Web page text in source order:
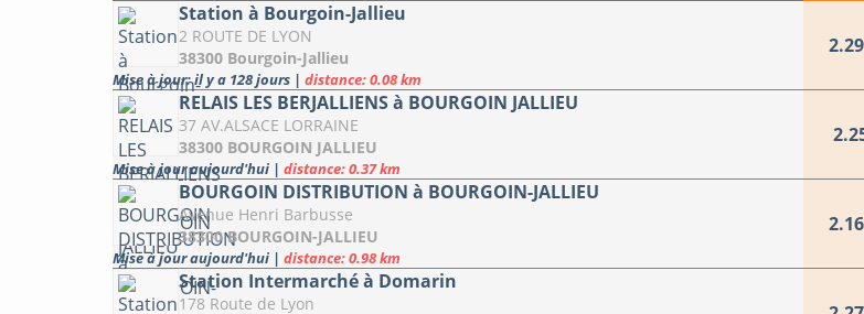
Station à Bourgoin-Jallieu
2 ROUTE DE LYON
38300 Bourgoin-Jallieu
Mise à jour: il y a 128 jours | distance: 0.08 km
RELAIS LES BERJALLIENS à BOURGOIN JALLIEU
37 AV.ALSACE LORRAINE
38300 BOURGOIN JALLIEU
Mise à jour aujourd'hui | distance: 0.37 km
BOURGOIN DISTRIBUTION à BOURGOIN-JALLIEU
Avenue Henri Barbusse
38300 BOURGOIN-JALLIEU
Mise à jour aujourd'hui | distance: 0.98 km
Station Intermarché à Domarin
178 Route de Lyon